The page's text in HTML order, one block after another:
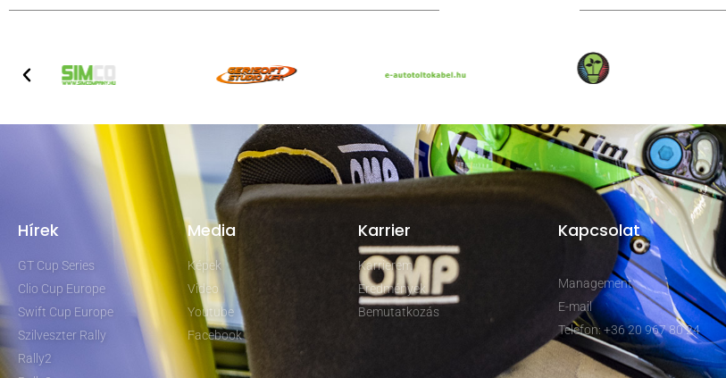
Hírek
GT Cup Series
Clio Cup Europe
Swift Cup Europe
Szilveszter Rally
Rally2
Media
Képek
Video
Youtube
Facebook
Karrier
Karrierem
Eredmények
Bemutatkozás
Kapcsolat
Management
E-mail
Telefon: +36 20 967 80 24